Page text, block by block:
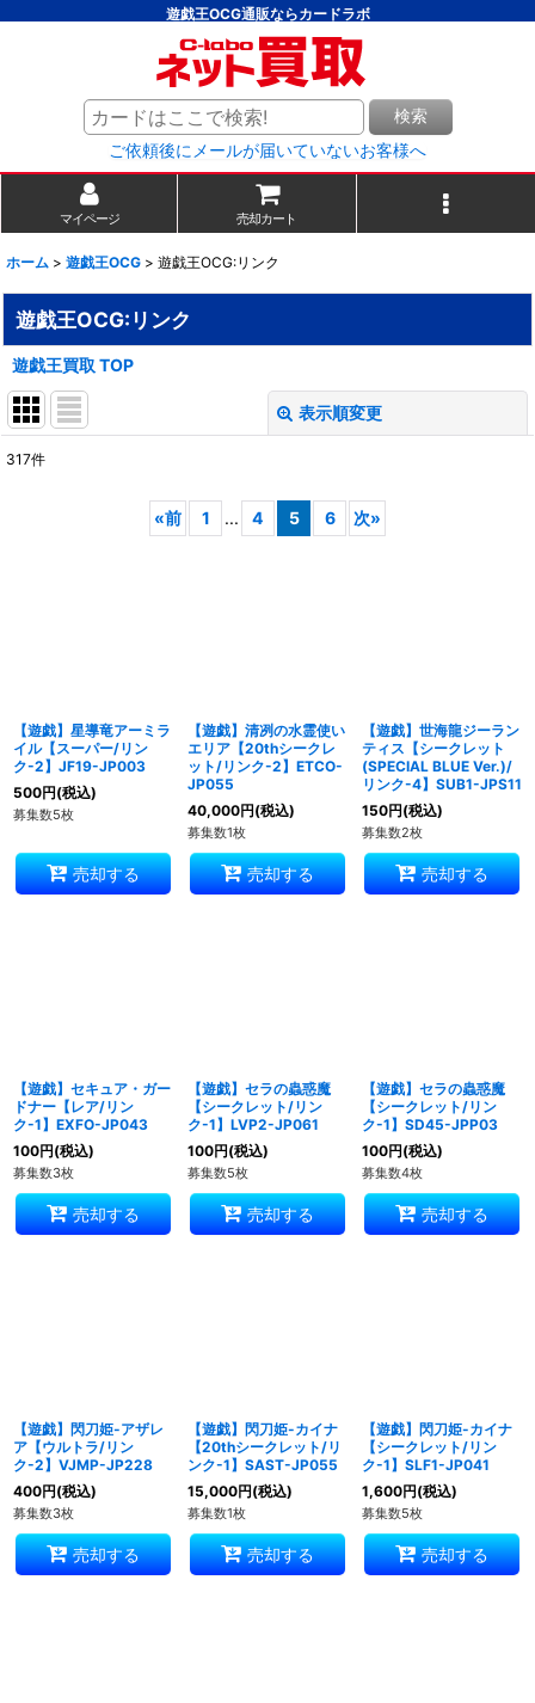
遊戯王OCG通販ならカードラボ
検索
ご依頼後にメールが届いていないお客様へ
マイページ 売却カート
ホーム > 遊戯王OCG > 遊戯王OCG:リンク
遊戯王OCG:リンク
遊戯王買取 TOP
表示順変更
317件
«前 1 ... 4 5 6 次»
【遊戯】星導竜アーミラ
イル【スーパー/リン
ク-2】JF19-JP003
500円(税込)
募集数5枚
売却する
【遊戯】清冽の水霊使い
エリア【20thシークレ
ット/リンク-2】ETCO-
JP055
40,000円(税込)
募集数1枚
売却する
【遊戯】世海龍ジーラン
ティス【シークレット
(SPECIAL BLUE Ver.)/
リンク-4】SUB1-JPS11
150円(税込)
募集数2枚
売却する
【遊戯】セキュア・ガー
ドナー【レア/リン
ク-1】EXFO-JP043
100円(税込)
募集数3枚
売却する
【遊戯】セラの蟲惑魔
【シークレット/リン
ク-1】LVP2-JP061
100円(税込)
募集数5枚
売却する
【遊戯】セラの蟲惑魔
【シークレット/リン
ク-1】SD45-JPP03
100円(税込)
募集数4枚
売却する
【遊戯】閃刀姫-アザレ
ア【ウルトラ/リン
ク-2】VJMP-JP228
400円(税込)
募集数3枚
売却する
【遊戯】閃刀姫-カイナ
【20thシークレット/リ
ンク-1】SAST-JP055
15,000円(税込)
募集数1枚
売却する
【遊戯】閃刀姫-カイナ
【シークレット/リン
ク-1】SLF1-JP041
1,600円(税込)
募集数5枚
売却する